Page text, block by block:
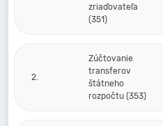
zriaďovateľa
(351)
2.
Zúčtovanie
transferov
štátneho
rozpočtu (353)